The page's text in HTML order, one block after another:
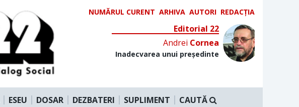
NUMĂRUL CURENT ARHIVA AUTORI REDACȚIA
Editorial 22
Andrei Cornea
Inadecvarea unui președinte
ESEU DOSAR DEZBATERI SUPLIMENT CAUTĂ